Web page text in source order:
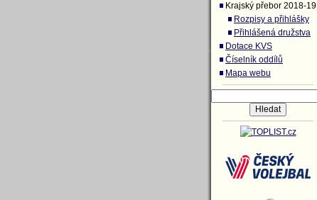
Krajský přebor 2018-19
Rozpisy a přihlášky
Přihlášená družstva
Dotace KVS
Číselník oddílů
Mapa webu